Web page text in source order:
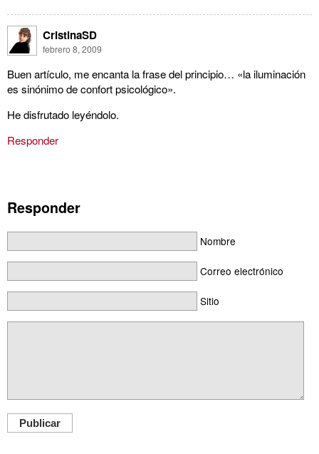
CristinaSD
febrero 8, 2009
Buen artículo, me encanta la frase del principio… «la iluminación
es sinónimo de confort psicológico».
He disfrutado leyéndolo.
Responder
Responder
Nombre
Correo electrónico
Sitio
Publicar